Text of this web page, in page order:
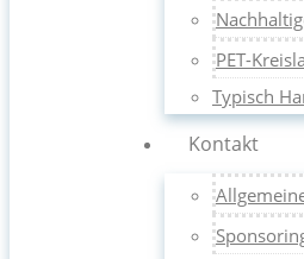
PET-
Typisch
Kontakt